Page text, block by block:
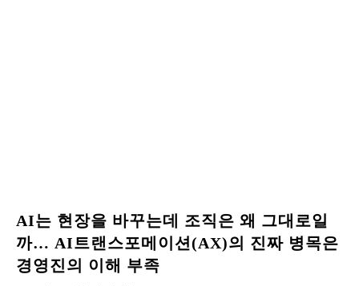
AI는 현장을 바꾸는데 조직은 왜 그대로일
까… AI트랜스포메이션(AX)의 진짜 병목은
경영진의 이해 부족